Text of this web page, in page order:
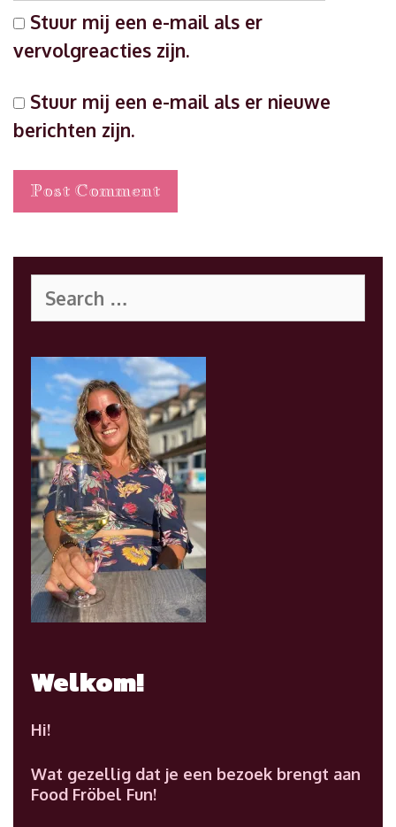
Stuur mij een e-mail als er
vervolgreacties zijn.
Stuur mij een e-mail als er nieuwe
berichten zijn.
for:
Welkom!
Hi!
Wat gezellig dat je een bezoek brengt aan
Food Fröbel Fun!